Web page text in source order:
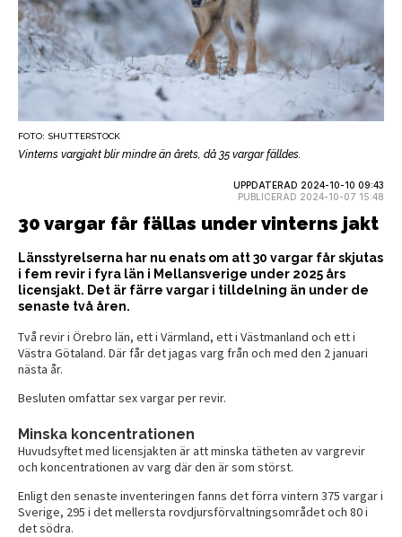
FOTO: SHUTTERSTOCK
Vinterns vargjakt blir mindre än årets, då 35 vargar fälldes.
UPPDATERAD 2024-10-10 09:43
PUBLICERAD 2024-10-07 15:48
30 vargar får fällas under vinterns jakt
Länsstyrelserna har nu enats om att 30 vargar får skjutas
i fem revir i fyra län i Mellansverige under 2025 års
licensjakt. Det är färre vargar i tilldelning än under de
senaste två åren.
Två revir i Örebro län, ett i Värmland, ett i Västmanland och ett i
Västra Götaland. Där får det jagas varg från och med den 2 januari
nästa år.
Besluten omfattar sex vargar per revir.
Minska koncentrationen
Huvudsyftet med licensjakten är att minska tätheten av vargrevir
och koncentrationen av varg där den är som störst.
Enligt den senaste inventeringen fanns det förra vintern 375 vargar i
Sverige, 295 i det mellersta rovdjursförvaltningsområdet och 80 i
det södra.